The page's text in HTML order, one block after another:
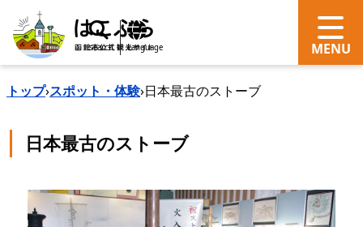
search Language
トップ›スポット・体験›日本最古のストーブ
日本最古のストーブ